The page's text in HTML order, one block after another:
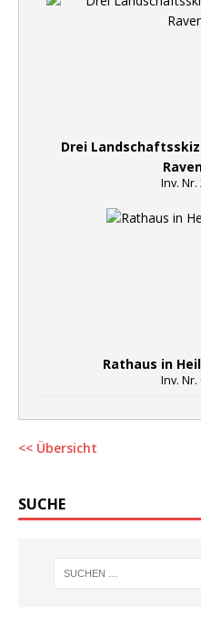
Drei
Inv. Nr.
Rathaus in
Inv. Nr.
<< Übersicht
SUCHE